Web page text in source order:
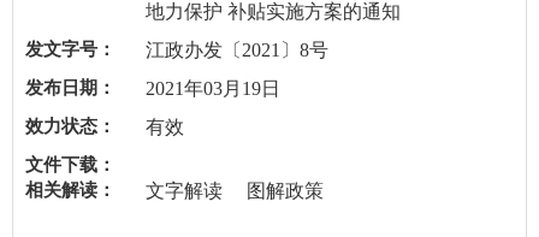
地力保护 补贴实施方案的通知
发文字号： 江政办发〔2021〕8号
发布日期： 2021年03月19日
效力状态： 有效
文件下载：
相关解读：
文字解读 图解政策